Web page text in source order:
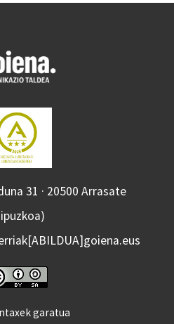
31 · 20500 Arrasate
garatua